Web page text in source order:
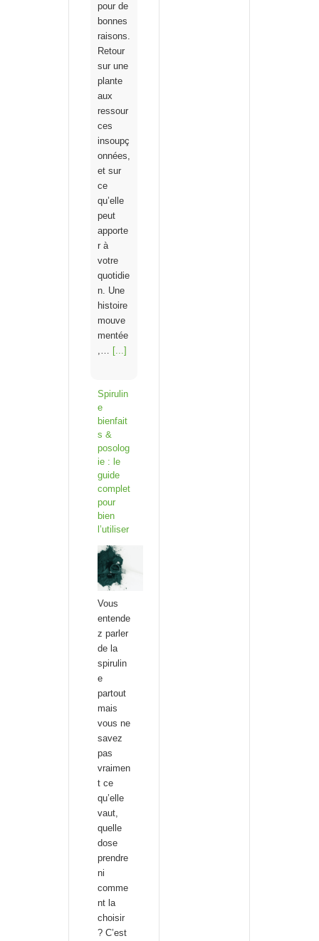
pour de
bonnes
raisons.
Retour
sur une
plante
aux
ressour
ces
insoupç
onnées,
et sur
ce
qu’elle
peut
apporte
r à
votre
quotidie
n. Une
histoire
mouve
mentée
[...]
Spirulin
e
bienfait
s &
posolog
ie : le
guide
complet
pour
bien
l’utiliser
Vous
entende
z parler
de la
spirulin
e
partout
mais
vous ne
savez
pas
vraimen
t ce
qu’elle
vaut,
quelle
dose
prendre
ni
comme
nt la
choisir
? C’est